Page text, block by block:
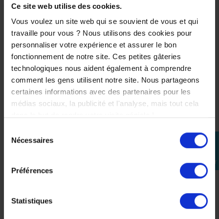
Ce site web utilise des cookies.
Vous voulez un site web qui se souvient de vous et qui
travaille pour vous ? Nous utilisons des cookies pour
personnaliser votre expérience et assurer le bon
fonctionnement de notre site. Ces petites gâteries
technologiques nous aident également à comprendre
comment les gens utilisent notre site. Nous partageons
certaines informations avec des partenaires pour les
médias sociaux, la publicité et l'analyse, mais tout cela
Nécessaires
Préférences
Statistiques
perm_identity
connecter
-35%